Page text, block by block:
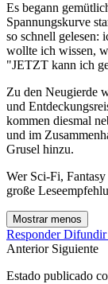
Es begann
Spannungskurve
so schnell gelesen:
wollte ich wissen,
"JETZT kann ich
Zu den Neugierde
und
kommen diesmal
und im
Grusel hinzu.
Wer Sci-Fi,
große
Mostrar menos
Responder Difundir
Anterior Siguiente
Estado publicado